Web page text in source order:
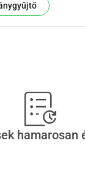
hamarosan